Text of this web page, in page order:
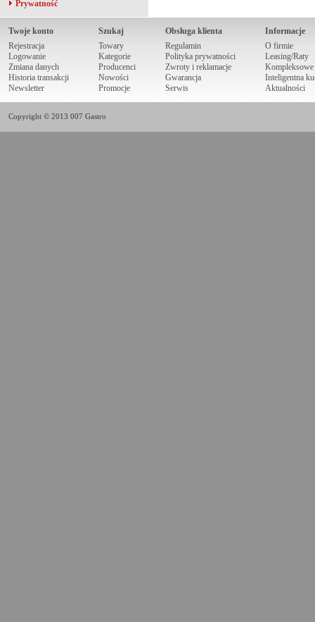
Prywatność
Twoje konto
Rejestracja
Logowanie
Zmiana danych
Historia transakcji
Newsletter
Szukaj
Towary
Kategorie
Producenci
Nowości
Promocje
Obsługa klienta
Regulamin
Polityka prywatności
Zwroty i reklamacje
Gwarancja
Serwis
Informacje
O firmie
Leasing/Raty
Kompleksowe
Inteligentna
Aktualności
Copyright © 2013 007 Gastro